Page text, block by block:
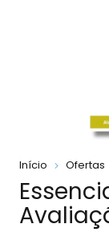
Início Ofertas